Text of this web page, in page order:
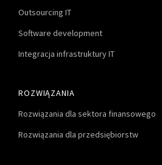
Outsourcing IT
Software development
Integracja infrastruktury IT
ROZWIĄZANIA
Rozwiązania dla sektora finansowego
Rozwiązania dla przedsiębiorstw